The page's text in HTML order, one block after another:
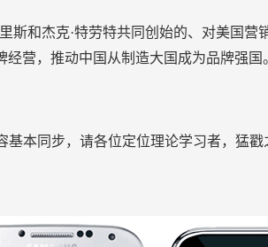
斯和杰克·特劳特共同创始的、对美国
营，推动中国从制造大国成为品牌强国
基本同步，请各位定位理论学习者，猛戳